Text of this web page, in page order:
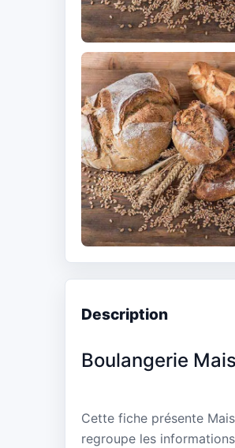
Description
Boulangerie
Cette fiche présente
regroupe les